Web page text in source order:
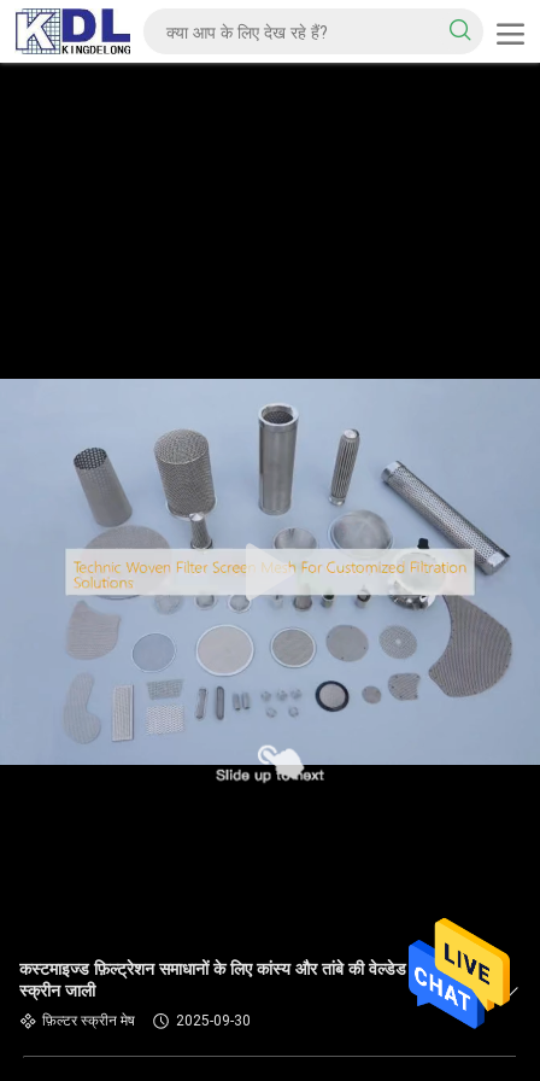
कस्टमाइज्ड फ़िल्ट्रेशन समाधानों के लिए कांस्य और तांबे की वेल्डेड फ़िल्टर
स्क्रीन जाली
फ़िल्टर स्क्रीन मेष 2025-09-30